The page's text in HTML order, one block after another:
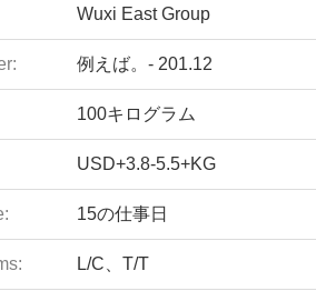
Wuxi East Group
例えば。- 201.12
100キログラム
USD+3.8-5.5+KG
15の仕事日
L/C、T/T